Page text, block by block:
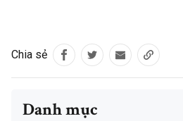
Chia sẻ
Danh mục